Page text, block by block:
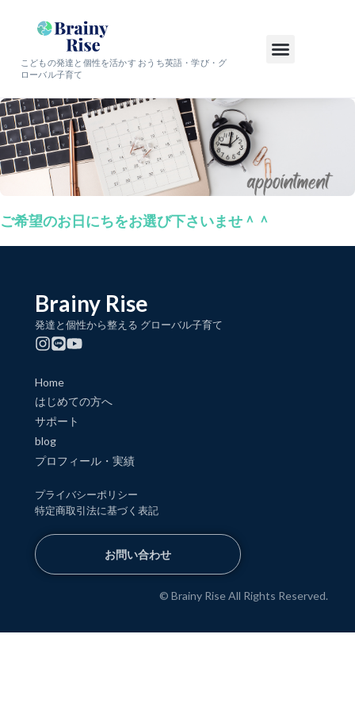
こどもの発達と個性を活かす おうち英語・学び・グ
ローバル子育て
ご希望のお日にちをお選び下さいませ＾＾
Brainy Rise
発達と個性から整える グローバル子育て
Home
はじめての方へ
サポート
blog
プロフィール・実績
プライバシーポリシー
特定商取引法に基づく表記
お問い合わせ
© Brainy Rise All Rights Reserved.